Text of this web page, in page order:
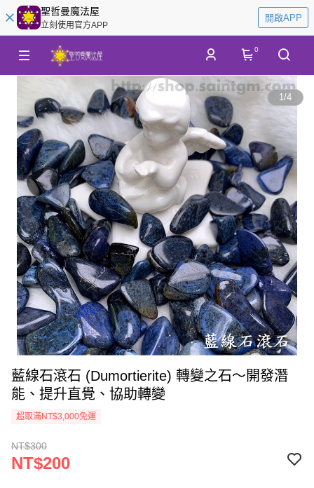
聖哲曼魔法屋
立刻使用官方APP
開啟APP
0
1/4
藍線石滾石 (Dumortierite) 轉變之石～開發潛
能、提升直覺、協助轉變
超取滿NT$3,000免運
NT$300
NT$200